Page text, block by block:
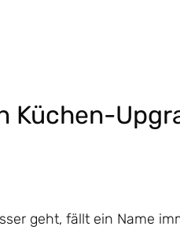
Küchen-
geht, fällt ein Name